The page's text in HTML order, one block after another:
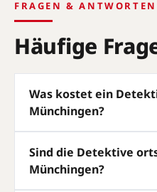
FRAGEN & ANTWORTEN
Häufige
Was kostet ein
Münchingen?
Sind die Detektive
Münchingen?